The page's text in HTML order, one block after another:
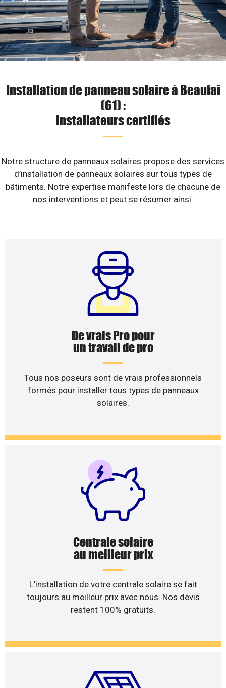
Installation de panneau solaire à Beaufai
(61) :
installateurs certifiés
Notre structure de panneaux solaires propose des services
d’installation de panneaux solaires sur tous types de
bâtiments. Notre expertise manifeste lors de chacune de
nos interventions et peut se résumer ainsi.
De vrais Pro pour
un travail de pro
Tous nos poseurs sont de vrais professionnels
formés pour installer tous types de panneaux
solaires.
Centrale solaire
au meilleur prix
L’installation de votre centrale solaire se fait
toujours au meilleur prix avec nous. Nos devis
restent 100% gratuits.